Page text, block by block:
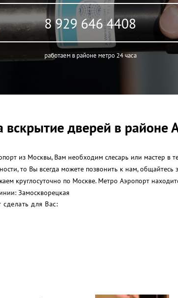
8 929 646 4408
работаем в районе метро 24 часа
дверей в районе
из Москвы, Вам необходим слесарь или мастер в
то Вы всегда можете позвонить к нам,
круглосуточно по Москве. Метро Аэропорт
Замоскворецкая
для Вас: